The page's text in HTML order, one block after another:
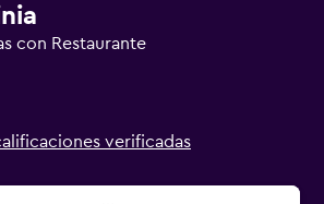
con Restaurante
verificadas